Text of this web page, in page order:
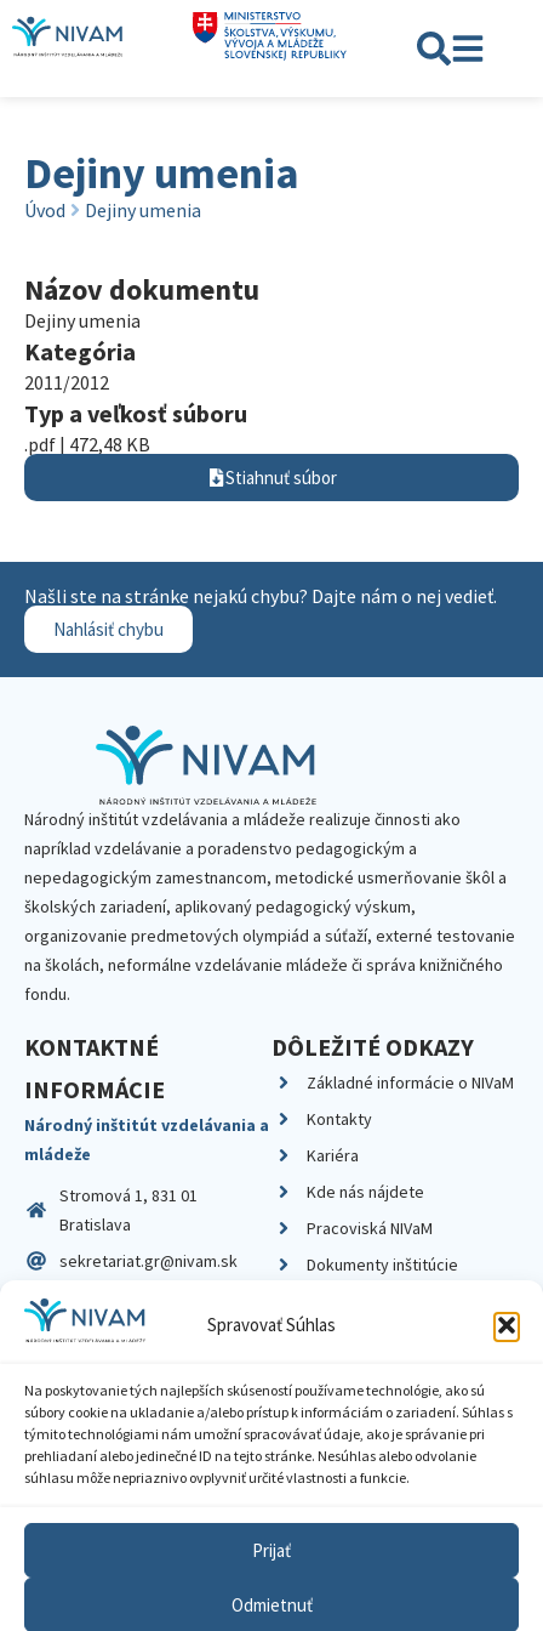
Spravovať Súhlas
Na poskytovanie tých najlepších skúseností používame technológie, ako sú
súbory cookie na ukladanie a/alebo prístup k informáciám o zariadení. Súhlas s
týmito technológiami nám umožní spracovávať údaje, ako je správanie pri
prehliadaní alebo jedinečné ID na tejto stránke. Nesúhlas alebo odvolanie
súhlasu môže nepriaznivo ovplyvniť určité vlastnosti a funkcie.
Prijať
Odmietnuť
Dejiny umenia
Úvod Dejiny umenia
Názov dokumentu
Dejiny umenia
Kategória
2011/2012
Typ a veľkosť súboru
.pdf | 472,48 KB
Stiahnuť súbor
Našli ste na stránke nejakú chybu? Dajte nám o nej vedieť.
Nahlásiť chybu
Národný inštitút vzdelávania a mládeže realizuje činnosti ako
napríklad vzdelávanie a poradenstvo pedagogickým a
nepedagogickým zamestnancom, metodické usmerňovanie škôl a
školských zariadení, aplikovaný pedagogický výskum,
organizovanie predmetových olympiád a súťaží, externé testovanie
na školách, neformálne vzdelávanie mládeže či správa knižničného
fondu.
KONTAKTNÉ
INFORMÁCIE
Národný inštitút vzdelávania a
mládeže
Stromová 1, 831 01
Bratislava
sekretariat.gr@nivam.sk
IČO: 00164348
DIČ: 2020798714
DÔLEŽITÉ ODKAZY
Základné informácie o NIVaM
Kontakty
Kariéra
Kde nás nájdete
Pracoviská NIVaM
Dokumenty inštitúcie
Zásady ochrany súkromia
Sprístupnenie informácií